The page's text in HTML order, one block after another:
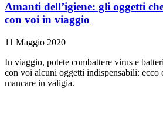
Amanti dell’igiene: gli oggetti
con voi in viaggio
11 Maggio 2020
In viaggio, potete combattere virus e
con voi alcuni oggetti indispensabili: ecco
mancare in valigia.